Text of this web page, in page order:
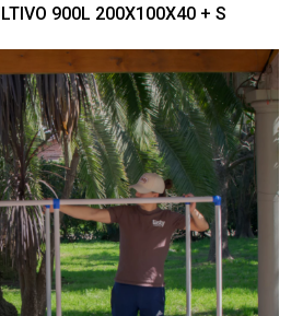
900L 200X100X40 + S